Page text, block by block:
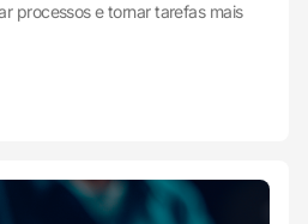
processos e tornar tarefas mais